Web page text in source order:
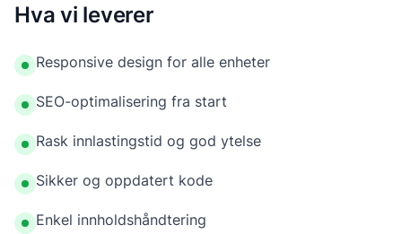
Hva vi leverer
Responsive design for alle enheter
SEO-optimalisering fra start
Rask innlastingstid og god ytelse
Sikker og oppdatert kode
Enkel innholdshåndtering